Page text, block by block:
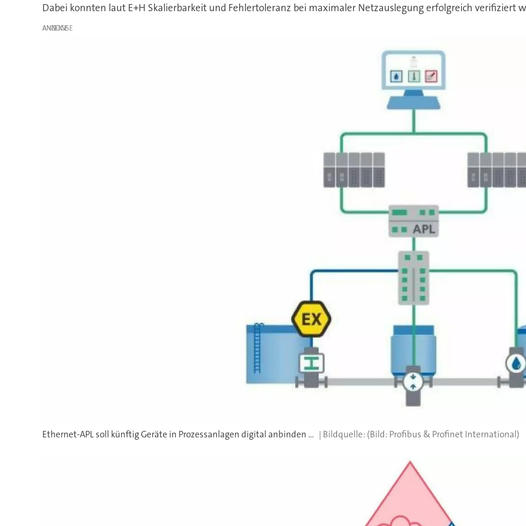
Dabei konnten laut E+H Skalierbarkeit und Fehlertoleranz bei maximaler Netzauslegung erfolgreich verifiziert
ANZEIGE
Ethernet-APL soll künftig Geräte in Prozessanlagen digital anbinden ... (Bild: Profibus & Profinet International)